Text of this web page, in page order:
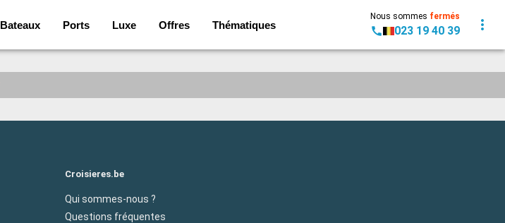
Bateaux Ports Luxe Offres Thématiques
Nous sommes fermés
023 19 40 39
Croisieres.be
Qui sommes-nous ?
Questions fréquentes